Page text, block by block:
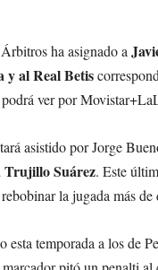
ha asignado a
al Real Betis
ver por
asistido por Jorge
Trujillo Suárez. Este
la jugada más
esta temporada a los de